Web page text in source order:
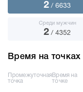
2 / 6633
Среди мужчин
2 / 4352
Время на точках
Промежуточная
точка
Время на
точке